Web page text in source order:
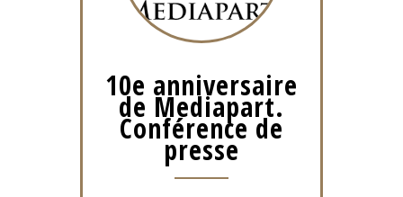
10e anniversaire
de Mediapart.
Conférence de
presse